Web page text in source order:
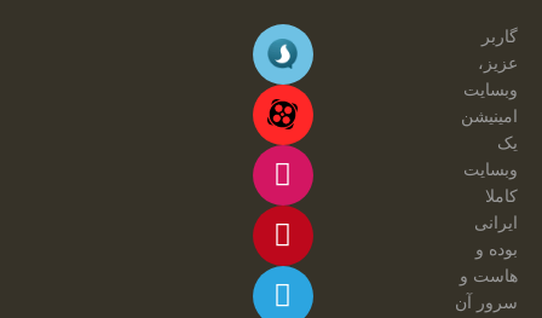
گاربر
عزیز،
وبسایت
امینیشن
یک
وبسایت
کاملا
ایرانی
بوده و
هاست و
سرور آن